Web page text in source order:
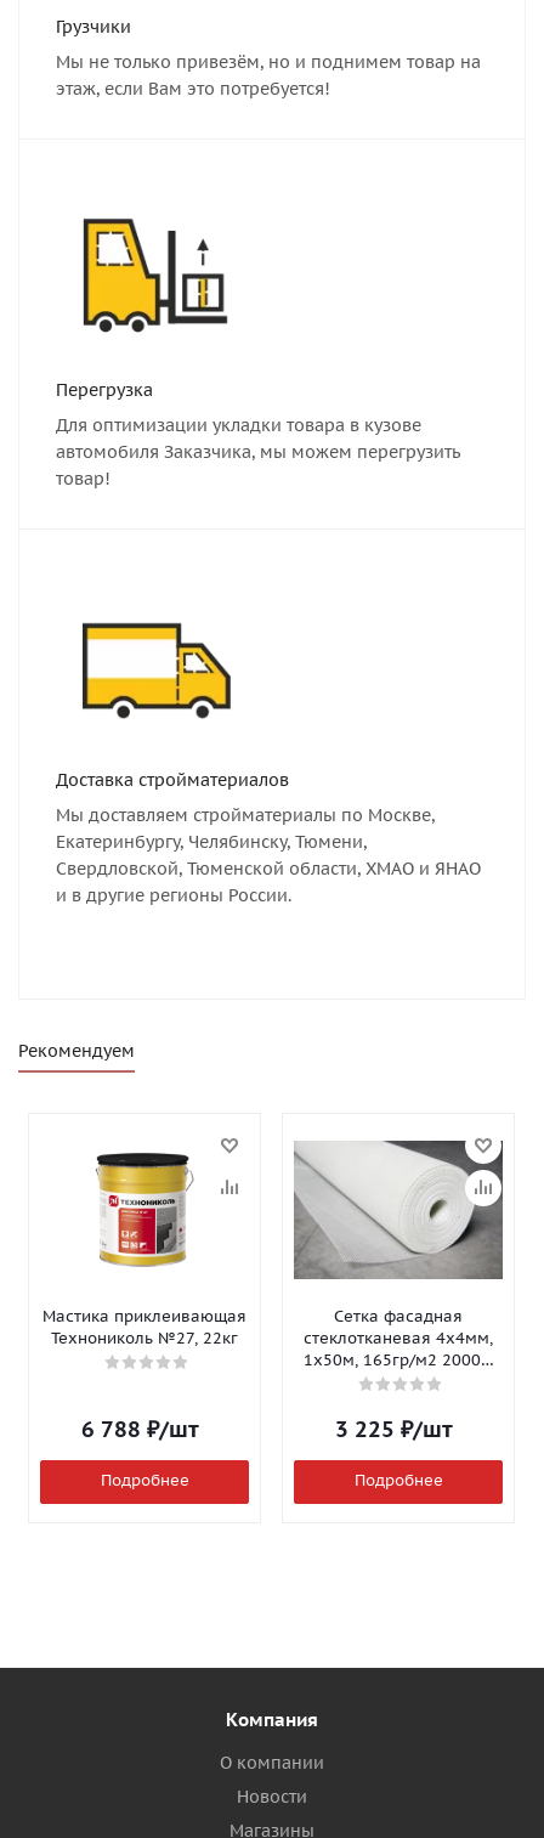
Грузчики
Мы не только привезём, но и поднимем товар на
этаж, если Вам это потребуется!
Перегрузка
Для оптимизации укладки товара в кузове
автомобиля Заказчика, мы можем перегрузить
товар!
Доставка стройматериалов
Мы доставляем стройматериалы по Москве,
Екатеринбургу, Челябинску, Тюмени,
Свердловской, Тюменской области, ХМАО и ЯНАО
и в другие регионы России.
Рекомендуем
Мастика приклеивающая
Технониколь №27, 22кг
6 788 ₽/шт
Подробнее
Сетка фасадная
стеклотканевая 4х4мм,
1х50м, 165гр/м2 2000Н
Isomax-165
3 225 ₽/шт
Подробнее
Компания
О компании
Новости
Магазины